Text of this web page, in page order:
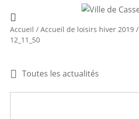
Accueil / Accueil de loisirs hiver 2019 /
12_11_50
Toutes les actualités